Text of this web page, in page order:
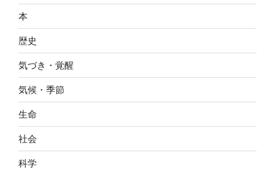
本
歴史
気づき・覚醒
気候・季節
生命
社会
科学